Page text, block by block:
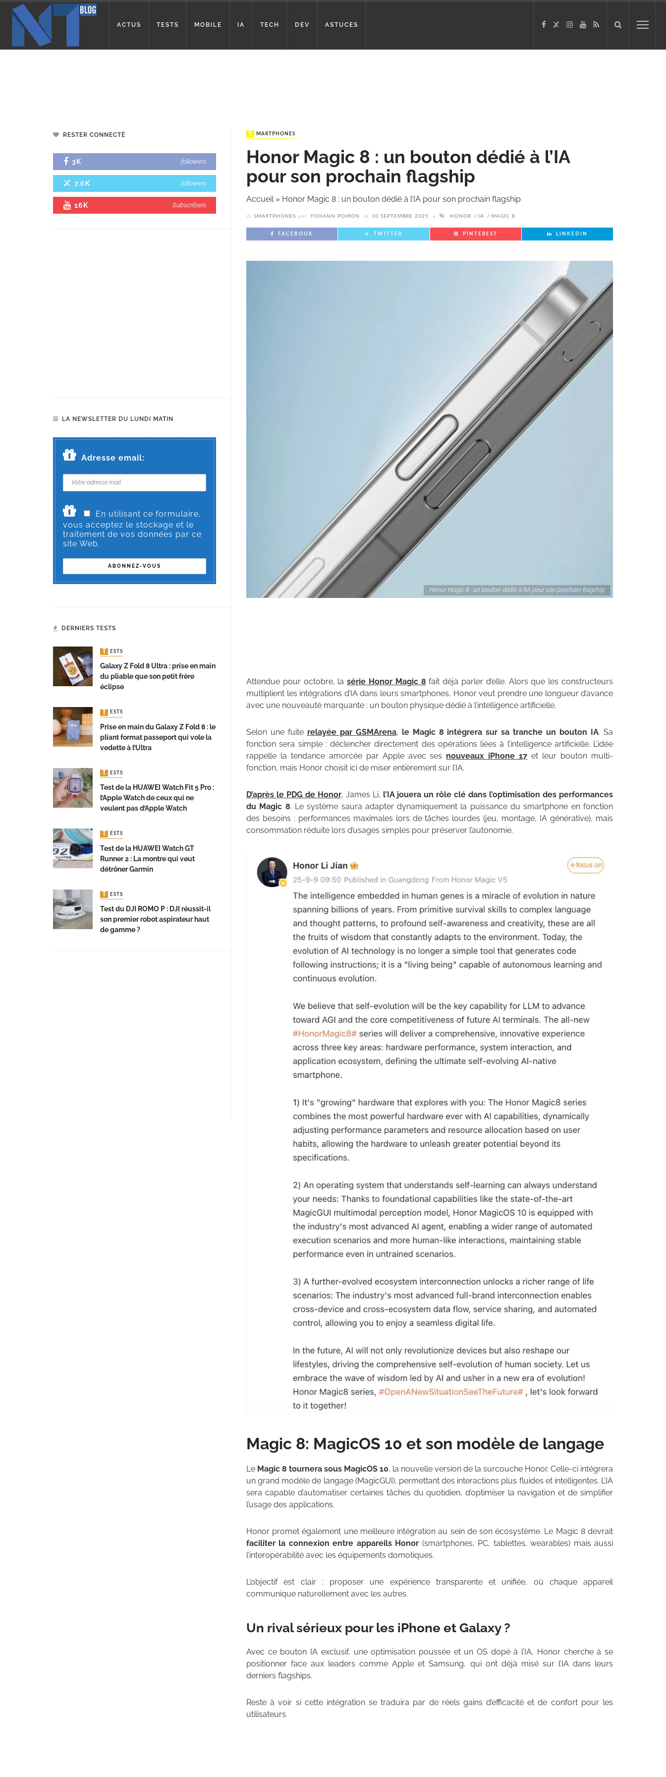
ACTUS TESTS MOBILE IA TECH DEV ASTUCES
SMARTPHONES
Honor Magic 8 : un bouton dédié à l’IA
pour son prochain flagship
Accueil» Honor Magic 8 : un bouton dédié à l’IA pour son prochain flagship
SMARTPHONES par YOHANN POIRON le 10 SEPTEMBRE 2025 HONOR IA MAGIC 8
FACEBOOK TWITTER PINTEREST LINKEDIN
Honor Magic 8 : un bouton dédié à l’IA pour son prochain flagship
Attendue pour octobre, lasérie Honor Magic 8 fait déjà parler d’elle. Alors que les constructeurs
multiplient les intégrations d’IA dans leurs smartphones, Honor veut prendre une longueur d’avance
avec une nouveauté marquante : un bouton physique dédié à l’intelligence artificielle.
Selon une fuite relayée par GSMArena, le Magic 8 intégrera sur sa tranche un bouton IA. Sa
fonction sera simple : déclencher directement des opérations liées à l’intelligence artificielle. L’idée
rappelle la tendance amorcée par Apple avec ses nouveaux iPhone 17 et leur bouton multi-
fonction, mais Honor choisit ici de miser entièrement sur l’IA.
D’après le PDG de Honor, James Li, l’IA jouera un rôle clé dans l’optimisation des performances
du Magic 8. Le système saura adapter dynamiquement la puissance du smartphone en fonction
des besoins : performances maximales lors de tâches lourdes (jeu, montage, IA générative), mais
consommation réduite lors d’usages simples pour préserver l’autonomie.
Magic 8: MagicOS 10 et son modèle de langage
Le Magic 8 tournera sous MagicOS 10, la nouvelle version de la surcouche Honor. Celle-ci intégrera
un grand modèle de langage (MagicGUI), permettant des interactions plus fluides et intelligentes. L’IA
sera capable d’automatiser certaines tâches du quotidien, d’optimiser la navigation et de simplifier
l’usage des applications.
Honor promet également une meilleure intégration au sein de son écosystème. Le Magic 8 devrait
faciliter la connexion entre appareils Honor (smartphones, PC, tablettes, wearables) mais aussi
l’interopérabilité avec les équipements domotiques.
L’objectif est clair : proposer une expérience transparente et unifiée, où chaque appareil
communique naturellement avec les autres.
Un rival sérieux pour les iPhone et Galaxy ?
Avec ce bouton IA exclusif, une optimisation poussée et un OS dopé à l’IA, Honor cherche à se
positionner face aux leaders comme Apple et Samsung, qui ont déjà misé sur l’IA dans leurs
derniers flagships.
Reste à voir si cette intégration se traduira par de réels gains d’efficacité et de confort pour les
utilisateurs.
RESTER CONNECTÉ
3K followers
7.6K followers
16K Subscribers
LA NEWSLETTER DU LUNDI MATIN
Adresse email:
En utilisant ce formulaire,
vous acceptez le stockage et le
traitement de vos données par ce
site Web.
DERNIERS TESTS
TESTS
Galaxy Z Fold 8 Ultra : prise en main
du pliable que son petit frère
éclipse
TESTS
Prise en main du Galaxy Z Fold 8 : le
pliant format passeport qui vole la
vedette à l’Ultra
TESTS
Test de la HUAWEI Watch Fit 5 Pro :
l’Apple Watch de ceux qui ne
veulent pas d’Apple Watch
TESTS
Test de la HUAWEI Watch GT
Runner 2 : La montre qui veut
détrôner Garmin
TESTS
Test du DJI ROMO P : DJI réussit-il
son premier robot aspirateur haut
de gamme ?